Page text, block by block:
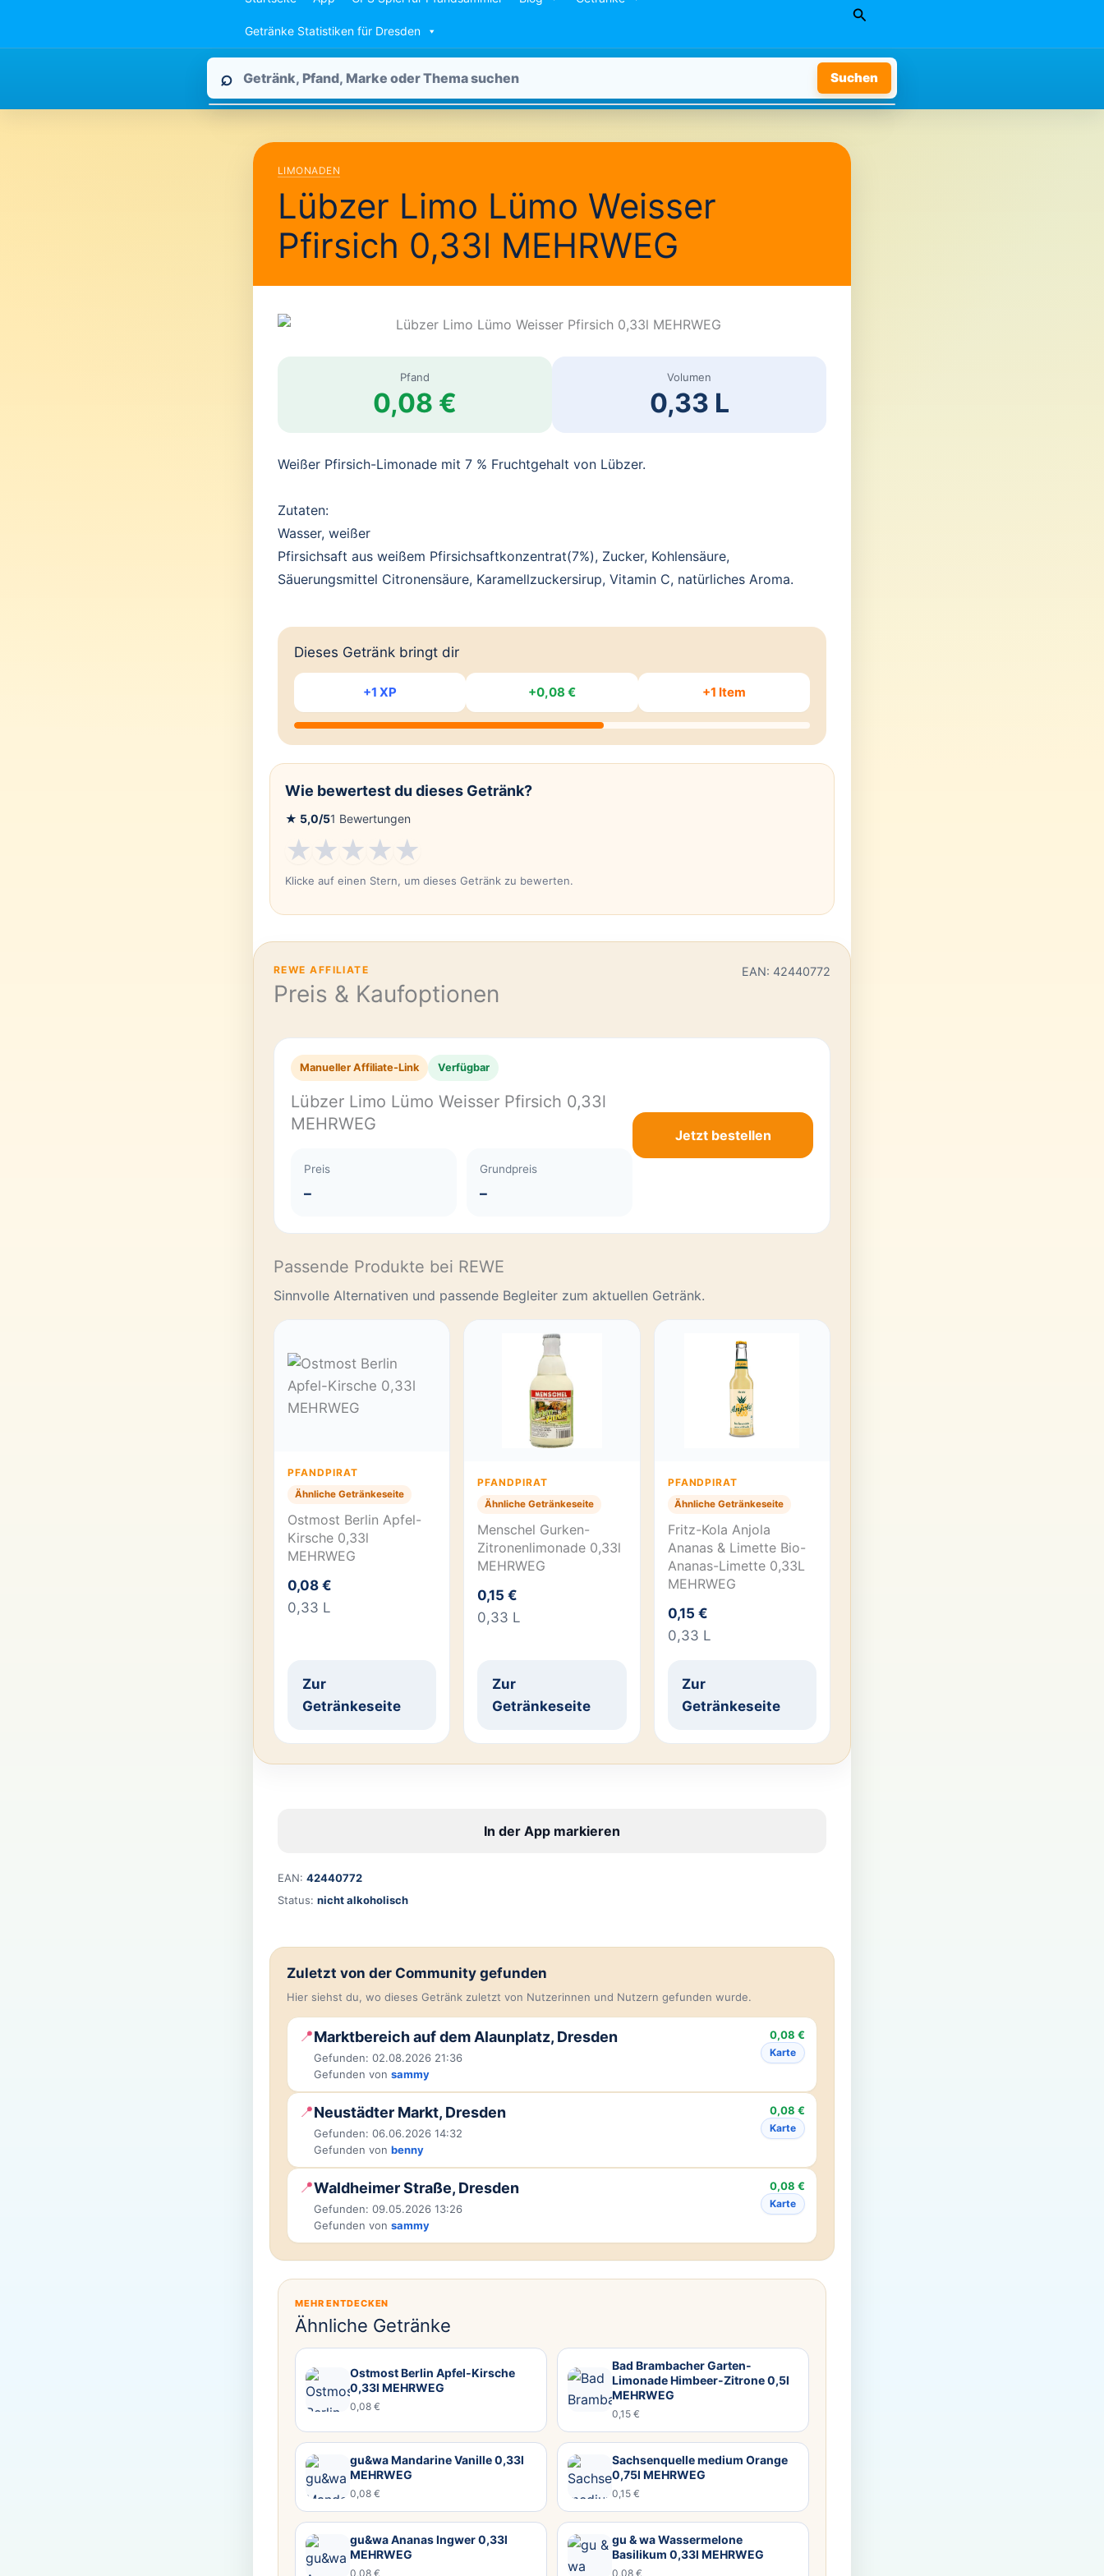
Getränke Statistiken für Dresden
Suchen
Pfandpirat
durchsuchen
⌕ Suchen
LIMONADEN
Lübzer Limo Lümo Weisser
Pfirsich 0,33l MEHRWEG
Pfand
0,08 €
Volumen
0,33 L
Weißer Pfirsich-Limonade mit 7 % Fruchtgehalt von Lübzer.
Zutaten:
Wasser, weißer
Pfirsichsaft aus weißem Pfirsichsaftkonzentrat(7%), Zucker, Kohlensäure,
Säuerungsmittel Citronensäure, Karamellzuckersirup, Vitamin C, natürliches Aroma.
Dieses Getränk bringt dir
+1 XP +0,08 € +1 Item
Wie bewertest du dieses Getränk?
★ 5,0/51 Bewertungen
★★★★★
Klicke auf einen Stern, um dieses Getränk zu bewerten.
REWE AFFILIATE
Preis & Kaufoptionen
EAN: 42440772
Manueller Affiliate-Link Verfügbar
Lübzer Limo Lümo Weisser Pfirsich 0,33l
MEHRWEG
Preis
–
Grundpreis
–
Jetzt bestellen
Passende Produkte bei REWE
Sinnvolle Alternativen und passende Begleiter zum aktuellen Getränk.
PFANDPIRAT
Ähnliche Getränkeseite
Ostmost Berlin Apfel-
Kirsche 0,33l
MEHRWEG
0,08 €
0,33 L
Zur
Getränkeseite
PFANDPIRAT
Ähnliche Getränkeseite
Menschel Gurken-
Zitronenlimonade 0,33l
MEHRWEG
0,15 €
0,33 L
Zur
Getränkeseite
PFANDPIRAT
Ähnliche Getränkeseite
Fritz-Kola Anjola
Ananas & Limette Bio-
Ananas-Limette 0,33L
MEHRWEG
0,15 €
0,33 L
Zur
Getränkeseite
In der App markieren
EAN: 42440772
Status: nicht alkoholisch
Zuletzt von der Community gefunden
Hier siehst du, wo dieses Getränk zuletzt von Nutzerinnen und Nutzern gefunden wurde.
📍Marktbereich auf dem Alaunplatz, Dresden
Gefunden: 02.08.2026 21:36
Gefunden von sammy
0,08 €
Karte
📍Neustädter Markt, Dresden
Gefunden: 06.06.2026 14:32
Gefunden von benny
0,08 €
Karte
📍Waldheimer Straße, Dresden
Gefunden: 09.05.2026 13:26
Gefunden von sammy
0,08 €
Karte
MEHR ENTDECKEN
Ähnliche Getränke
Ostmost Berlin Apfel-Kirsche
0,33l MEHRWEG
0,08 €
Bad Brambacher Garten-
Limonade Himbeer-Zitrone 0,5l
MEHRWEG
0,15 €
gu&wa Mandarine Vanille 0,33l
MEHRWEG
0,08 €
Sachsenquelle medium Orange
0,75l MEHRWEG
0,15 €
gu&wa Ananas Ingwer 0,33l
MEHRWEG
0,08 €
gu & wa Wassermelone
Basilikum 0,33l MEHRWEG
0,08 €